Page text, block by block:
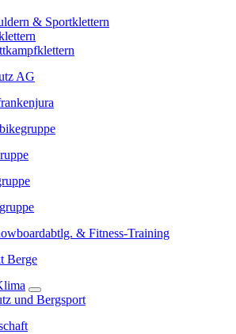
& Sportklettern
AG
& Fitness-Training
Berge
und Bergsport